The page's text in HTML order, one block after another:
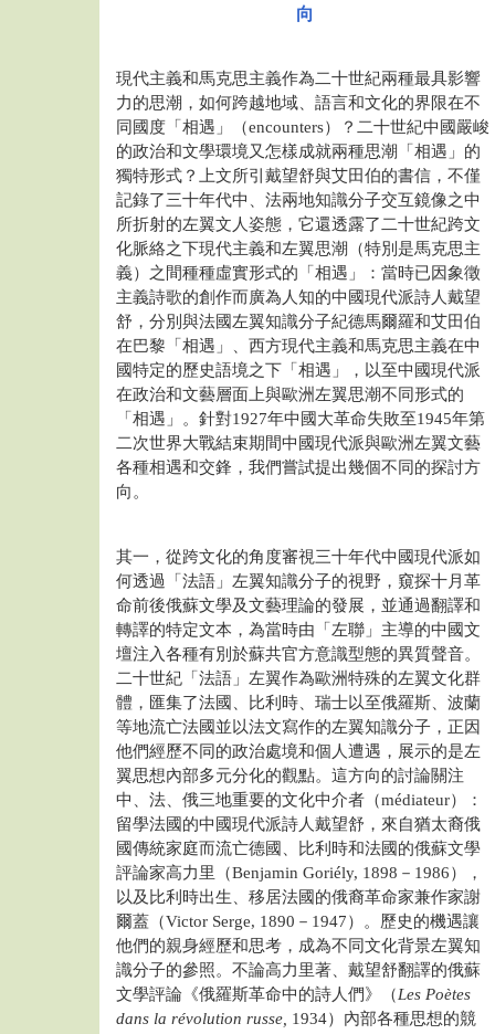
向
現代主義和馬克思主義作為二十世紀兩種最具影響
力的思潮，如何跨越地域、語言和文化的界限在不
同國度「相遇」（encounters）？二十世紀中國嚴峻
的政治和文學環境又怎樣成就兩種思潮「相遇」的
獨特形式？上文所引戴望舒與艾田伯的書信，不僅
記錄了三十年代中、法兩地知識分子交互鏡像之中
所折射的左翼文人姿態，它還透露了二十世紀跨文
化脈絡之下現代主義和左翼思潮（特別是馬克思主
義）之間種種虛實形式的「相遇」：當時已因象徵
主義詩歌的創作而廣為人知的中國現代派詩人戴望
舒，分別與法國左翼知識分子紀德馬爾羅和艾田伯
在巴黎「相遇」、西方現代主義和馬克思主義在中
國特定的歷史語境之下「相遇」，以至中國現代派
在政治和文藝層面上與歐洲左翼思潮不同形式的
「相遇」。針對1927年中國大革命失敗至1945年第
二次世界大戰結束期間中國現代派與歐洲左翼文藝
各種相遇和交鋒，我們嘗試提出幾個不同的探討方
向。
其一，從跨文化的角度審視三十年代中國現代派如
何透過「法語」左翼知識分子的視野，窺探十月革
命前後俄蘇文學及文藝理論的發展，並通過翻譯和
轉譯的特定文本，為當時由「左聯」主導的中國文
壇注入各種有別於蘇共官方意識型態的異質聲音。
二十世紀「法語」左翼作為歐洲特殊的左翼文化群
體，匯集了法國、比利時、瑞士以至俄羅斯、波蘭
等地流亡法國並以法文寫作的左翼知識分子，正因
他們經歷不同的政治處境和個人遭遇，展示的是左
翼思想內部多元分化的觀點。這方向的討論關注
中、法、俄三地重要的文化中介者（médiateur）：
留學法國的中國現代派詩人戴望舒，來自猶太裔俄
國傳統家庭而流亡德國、比利時和法國的俄蘇文學
評論家高力里（Benjamin Goriély, 1898－1986），
以及比利時出生、移居法國的俄裔革命家兼作家謝
爾蓋（Victor Serge, 1890－1947）。歷史的機遇讓
他們的親身經歷和思考，成為不同文化背景左翼知
識分子的參照。不論高力里著、戴望舒翻譯的俄蘇
文學評論《俄羅斯革命中的詩人們》（Les Poètes
dans la révolution russe, 1934）內部各種思想的競